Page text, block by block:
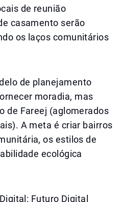
de reunião
casamento serão
os laços comunitários
de planejamento
moradia, mas
de Fareej (aglomerados
A meta é criar bairros
os estilos de
ecológica
Futuro Digital